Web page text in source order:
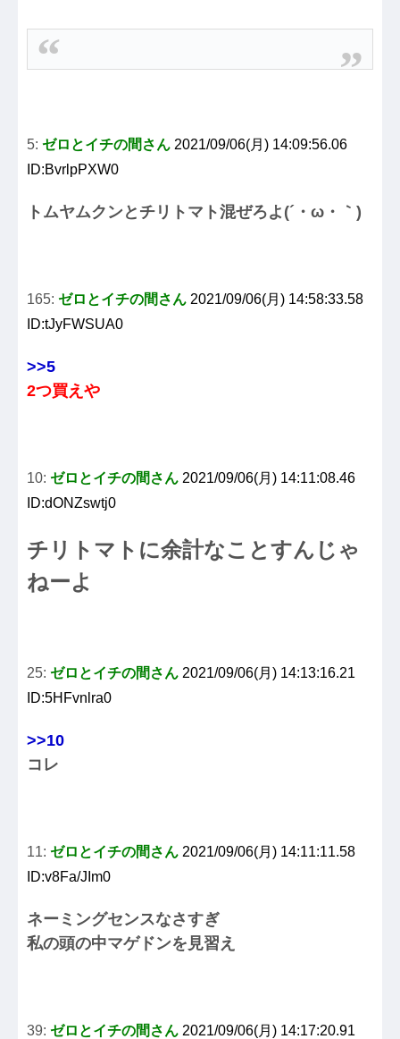
5: ゼロとイチの間さん 2021/09/06(月) 14:09:56.06
ID:BvrlpPXW0
トムヤムクンとチリトマト混ぜろよ(´・ω・｀)
165: ゼロとイチの間さん 2021/09/06(月) 14:58:33.58
ID:tJyFWSUA0
>>5
2つ買えや
10: ゼロとイチの間さん 2021/09/06(月) 14:11:08.46
ID:dONZswtj0
チリトマトに余計なことすんじゃ
ねーよ
25: ゼロとイチの間さん 2021/09/06(月) 14:13:16.21
ID:5HFvnlra0
>>10
コレ
11: ゼロとイチの間さん 2021/09/06(月) 14:11:11.58
ID:v8Fa/JIm0
ネーミングセンスなさすぎ
私の頭の中マゲドンを見習え
39: ゼロとイチの間さん 2021/09/06(月) 14:17:20.91